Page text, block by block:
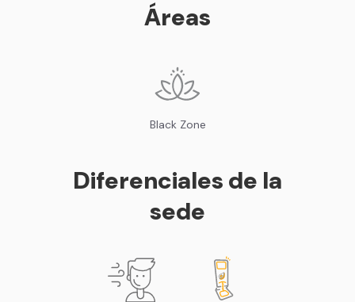
Áreas
Black Zone
Diferenciales de la
sede